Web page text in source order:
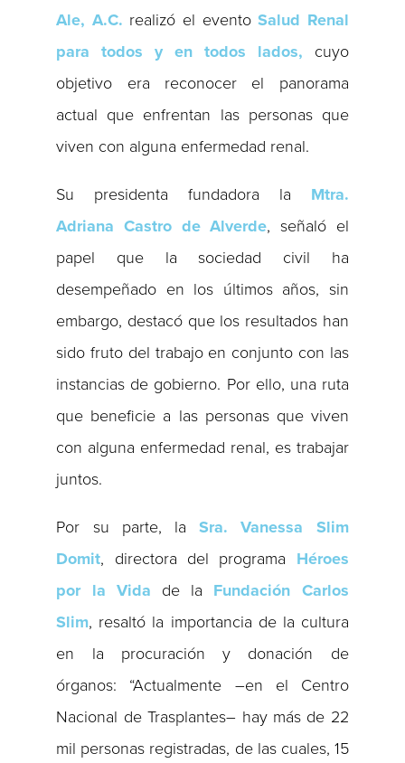
Ale, A.C. realizó el eventoSalud Renal
para todos y en todos lados, cuyo
objetivo era reconocer el panorama
actual que enfrentan las personas que
viven con alguna enfermedad renal.
Su presidenta fundadora la Mtra.
Adriana Castro de Alverde, señaló el
papel que la sociedad civil ha
desempeñado en los últimos años, sin
embargo, destacó que los resultados han
sido fruto del trabajo en conjunto con las
instancias de gobierno. Por ello, una ruta
que beneficie a las personas que viven
con alguna enfermedad renal, es trabajar
juntos.
Por su parte, laSra. Vanessa Slim
Domit, directora del programa Héroes
por la Vida de la Fundación Carlos
Slim, resaltó la importancia de la cultura
en la procuración y donación de
órganos: “Actualmente –en el Centro
Nacional de Trasplantes– hay más de 22
mil personas registradas, de las cuales, 15